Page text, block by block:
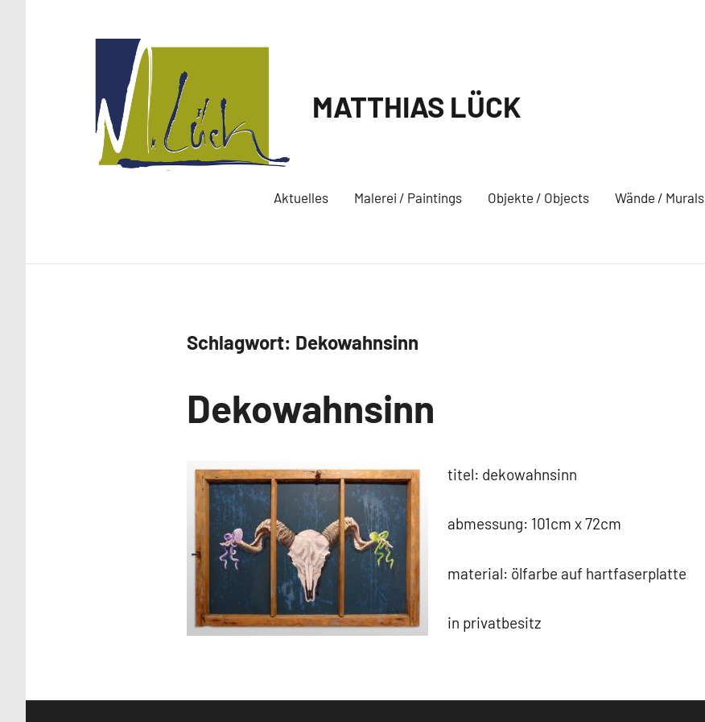
MATTHIAS LÜCK
Aktuelles Malerei / Paintings Objekte / Objects Wände / Murals
Schlagwort: Dekowahnsinn
Malerei /
Paintings
Dekowahnsinn
titel: dekowahnsinn
abmessung: 101cm x 72cm
material: ölfarbe auf hartfaserplatte
in privatbesitz